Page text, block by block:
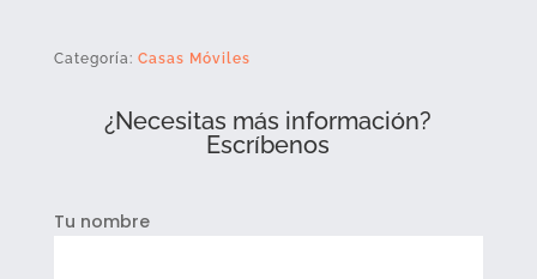
Categoría: Casas Móviles
¿Necesitas más información?
Escríbenos
Tu nombre